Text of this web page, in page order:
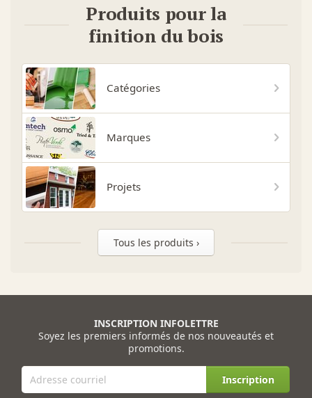
Produits pour la
finition du bois
Catégories
Marques
Projets
Tous les produits ›
INSCRIPTION INFOLETTRE
Soyez les premiers informés de nos nouveautés et
promotions.
Inscription